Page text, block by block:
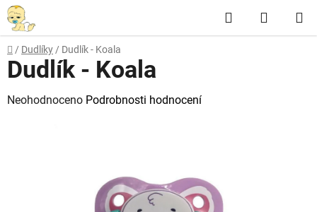
Přejít
na
obsah
Hledat
KOŠÍK
Domů
/ Dudlíky / Dudlík - Koala
Dudlík - Koala
Průměrné
Neohodnoceno Podrobnosti hodnocení